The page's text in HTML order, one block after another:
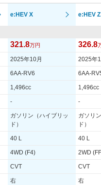
e:HEV X e:HEV Z
321.8万円 326.8
2025年10月 2025年
6AA-RV6 6AA-
1,496cc 1,496cc
- -
ガソリン（ハイブリッ
ド）
ガソリ
ド）
40 L 40 L
4WD (F4) 2WD
CVT CVT
右 右